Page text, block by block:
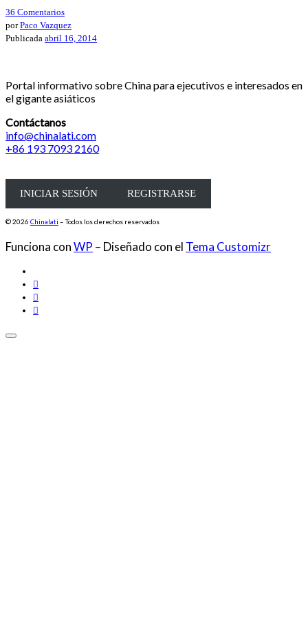
36 Comentarios
porPaco Vazquez
Publicada abril 16, 2014
Portal informativo sobre China para ejecutivos e interesados en
el gigante asiáticos
Contáctanos
info@chinalati.com
+86 193 7093 2160
INICIAR SESIÓN REGISTRARSE
© 2026 Chinalati – Todos los derechos reservados
Funciona conWP – Diseñado con el Tema Customizr